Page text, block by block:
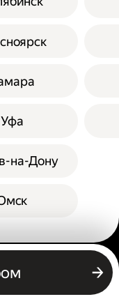
Уфа
на-Дону